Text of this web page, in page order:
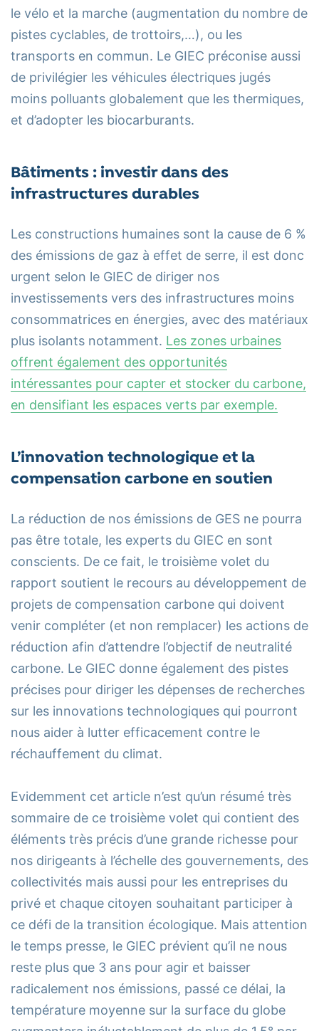
le vélo et la marche (augmentation du nombre de
pistes cyclables, de trottoirs,…), ou les
transports en commun. Le GIEC préconise aussi
de privilégier les véhicules électriques jugés
moins polluants globalement que les thermiques,
et d’adopter les biocarburants.
Bâtiments : investir dans des
infrastructures durables
Les constructions humaines sont la cause de 6 %
des émissions de gaz à effet de serre, il est donc
urgent selon le GIEC de diriger nos
investissements vers des infrastructures moins
consommatrices en énergies, avec des matériaux
plus isolants notamment. Les zones urbaines
offrent également des opportunités
intéressantes pour capter et stocker du carbone,
en densifiant les espaces verts par exemple.
L’innovation technologique et la
compensation carbone en soutien
La réduction de nos émissions de GES ne pourra
pas être totale, les experts du GIEC en sont
conscients. De ce fait, le troisième volet du
rapport soutient le recours au développement de
projets de compensation carbone qui doivent
venir compléter (et non remplacer) les actions de
réduction afin d’attendre l’objectif de neutralité
carbone. Le GIEC donne également des pistes
précises pour diriger les dépenses de recherches
sur les innovations technologiques qui pourront
nous aider à lutter efficacement contre le
réchauffement du climat.
Evidemment cet article n’est qu’un résumé très
sommaire de ce troisième volet qui contient des
éléments très précis d’une grande richesse pour
nos dirigeants à l’échelle des gouvernements, des
collectivités mais aussi pour les entreprises du
privé et chaque citoyen souhaitant participer à
ce défi de la transition écologique. Mais attention
le temps presse, le GIEC prévient qu’il ne nous
reste plus que 3 ans pour agir et baisser
radicalement nos émissions, passé ce délai, la
température moyenne sur la surface du globe